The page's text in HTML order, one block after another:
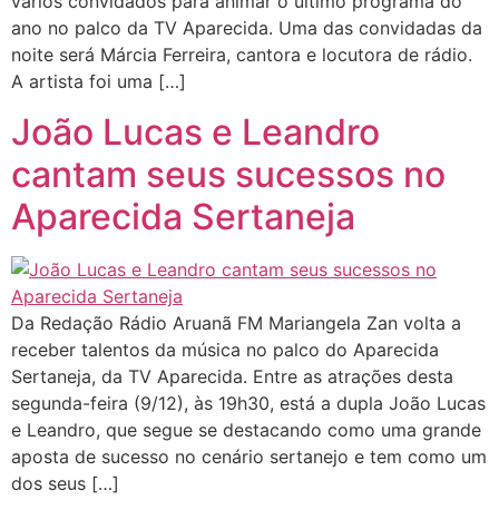
ano no palco da TV Aparecida. Uma das convidadas da
noite será Márcia Ferreira, cantora e locutora de rádio.
A artista foi uma […]
João Lucas e Leandro
cantam seus sucessos no
Aparecida Sertaneja
Da Redação Rádio Aruanã FM Mariangela Zan volta a
receber talentos da música no palco do Aparecida
Sertaneja, da TV Aparecida. Entre as atrações desta
segunda-feira (9/12), às 19h30, está a dupla João Lucas
e Leandro, que segue se destacando como uma grande
aposta de sucesso no cenário sertanejo e tem como um
dos seus […]